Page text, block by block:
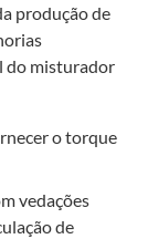
produção de
do misturador
o torque
vedações
de